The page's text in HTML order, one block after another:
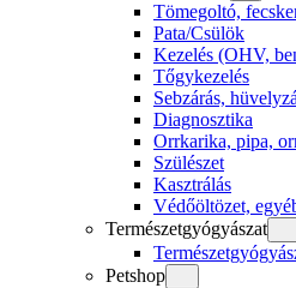
Tömegoltó,
Pata/Csülök
Kezelés (OHV,
Tőgykezelés
Sebzárás,
Diagnosztika
Orrkarika, pipa,
Szülészet
Kasztrálás
Védőöltözet,
Természetgyógyászat
Petshop